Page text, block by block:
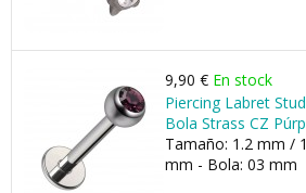
9,90 € En stock
Piercing Labret
Bola Strass CZ
Tamaño: 1.2 mm /
mm - Bola: 03 mm